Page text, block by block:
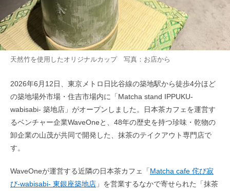
天然竹を使用したオリジナルカップ 写真：お店から
2026年6月12日、東京メトロ日比谷線の築地駅から徒歩4分ほど
の築地場外市場・住吉市場内に「Matcha stand IPPUKU-
wabisabi- 築地店」がオープンしました。日本茶カフェを運営す
るベンチャー企業WaveOneと、48年の歴史を持つ珍味・乾物の
卸企業の山茂が共同で開発した、抹茶のテイクアウト専門店で
す。
WaveOneが運営する近隣の日本茶カフェ「Matcha cafe 侘び寂
び-wabisabi- 東銀座築地店 」を営業するなかで寄せられた「抹茶